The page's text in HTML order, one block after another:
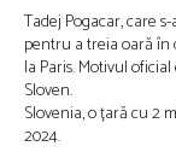
Tadej Pogacar, care
pentru a treia oară în
la Paris. Motivul
Sloven.
Slovenia, o țară cu 2
2024.